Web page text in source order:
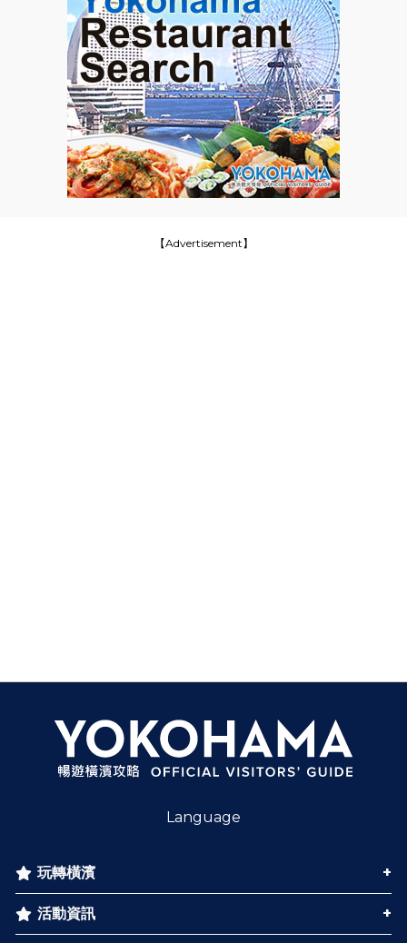
【Advertisement】
Language
玩轉橫濱
活動資訊